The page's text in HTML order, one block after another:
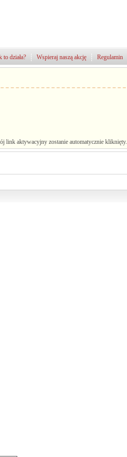
Regulamin
Wspieraj naszą akcję
to działa?
link aktywacyjny zostanie automatycznie kliknięty.